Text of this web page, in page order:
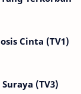
Cinta (TV1)
(TV3)